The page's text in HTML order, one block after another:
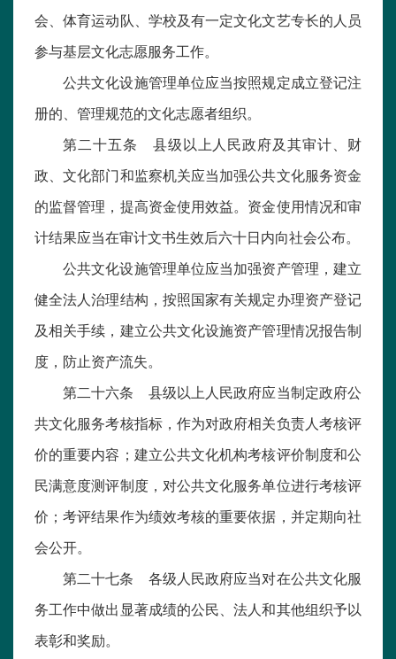
会、体育运动队、学校及有一定文化文艺专长的人员
参与基层文化志愿服务工作。
公共文化设施管理单位应当按照规定成立登记注
册的、管理规范的文化志愿者组织。
第二十五条 县级以上人民政府及其审计、财
政、文化部门和监察机关应当加强公共文化服务资金
的监督管理，提高资金使用效益。资金使用情况和审
计结果应当在审计文书生效后六十日内向社会公布。
公共文化设施管理单位应当加强资产管理，建立
健全法人治理结构，按照国家有关规定办理资产登记
及相关手续，建立公共文化设施资产管理情况报告制
度，防止资产流失。
第二十六条 县级以上人民政府应当制定政府公
共文化服务考核指标，作为对政府相关负责人考核评
价的重要内容；建立公共文化机构考核评价制度和公
民满意度测评制度，对公共文化服务单位进行考核评
价；考评结果作为绩效考核的重要依据，并定期向社
会公开。
第二十七条 各级人民政府应当对在公共文化服
务工作中做出显著成绩的公民、法人和其他组织予以
表彰和奖励。